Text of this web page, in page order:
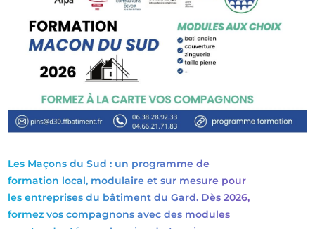
Les Maçons du Sud : un programme de
formation local, modulaire et sur mesure pour
les entreprises du bâtiment du Gard. Dès 2026,
formez vos compagnons avec des modules